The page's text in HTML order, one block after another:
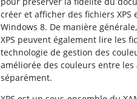
créer et afficher des fichiers
Windows 8. De manière
XPS peuvent également lire les
technologie de gestion des
améliorée des couleurs entre les
séparément.